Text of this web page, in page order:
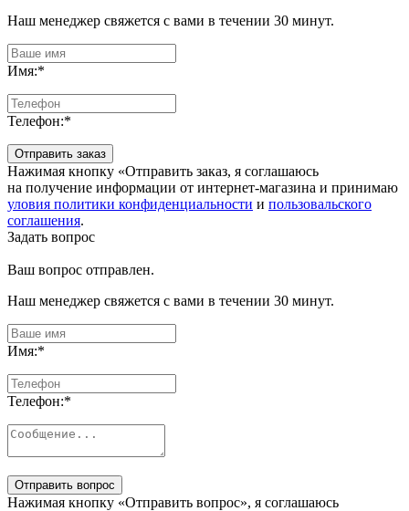
Наш менеджер свяжется с вами в течении 30 минут.
Имя:*
Телефон:*
Отправить заказ
Нажимая кнопку «Отправить заказ, я соглашаюсь
на получение информации от интернет-магазина и принимаю
уловия политики конфиденциальности и пользовальского
соглашения.
Задать вопрос
Ваш вопрос отправлен.
Наш менеджер свяжется с вами в течении 30 минут.
Имя:*
Телефон:*
Отправить вопрос
Нажимая кнопку «Отправить вопрос», я соглашаюсь